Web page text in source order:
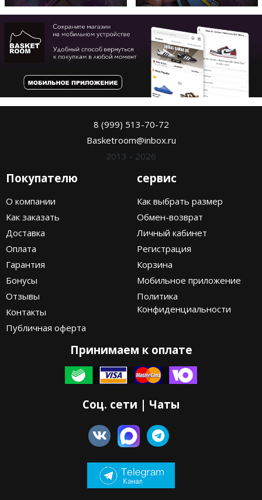
8 (999) 513-70-72
Basketroom@inbox.ru
2013 - 2026
Покупателю
О компании
Как заказать
Доставка
Оплата
Гарантия
Бонусы
Отзывы
Контакты
Публичная оферта
сервис
Как выбрать размер
Обмен-возврат
Личный кабинет
Регистрация
Корзина
Мобильное приложение
Политика
Конфиденциальности
Принимаем к оплате
Соц. сети | Чаты